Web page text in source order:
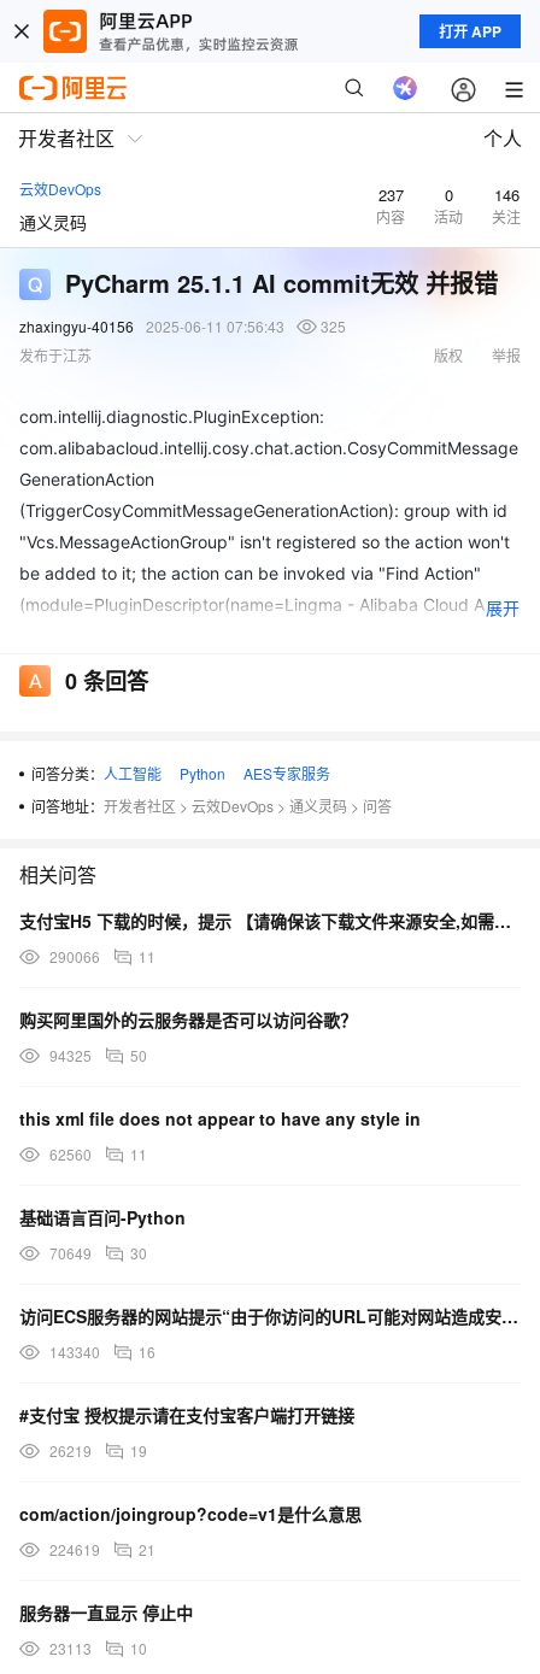
打开 APP
开发者社区 个人
云效DevOps
通义灵码
237
内容
0
活动
146
关注
PyCharm 25.1.1 AI commit无效 并报错
zhaxingyu-40156 2025-06-11 07:56:43
325
发布于江苏
举报
版权
com.intellij.diagnostic.PluginException:
com.alibabacloud.intellij.cosy.chat.action.CosyCommitMessage
GenerationAction
(TriggerCosyCommitMessageGenerationAction): group with id
"Vcs.MessageActionGroup" isn't registered so the action won't
be added to it; the action can be invoked via "Find Action"
(module=PluginDescriptor(name=Lingma - Alibaba Cloud AI
descriptorPath=plugin.xml,
path=~\AppData\Roaming\JetBrains\PyCharm2025.1\plugins\fr
at
portActionError(ActionManagerImpl.kt:1606)
at
com.intellij.openapi.actionSystem.impl.ActionManagerImplKt.ac
com.intellij.openapi.actionSystem.impl.ActionManagerImpl.getP
at
essAddToGroupNode(ActionManagerImpl.kt:762)
at
essActionElement(ActionManagerImpl.kt:503)
com.intellij.openapi.actionSystem.impl.ActionManagerImpl.regis
terPluginActions(ActionManagerImpl.kt:369)
com.intellij.openapi.actionSystem.impl.ActionManagerImpl.doR
egisterActions(ActionManagerImpl.kt:230)
at com.intellij.openapi.actionSystem.impl.ActionManagerImpl.
(ActionManagerImpl.kt:131)
展开
0条回答
问答分类： 人工智能 Python
AES专家服务
问答地址： 开发者社区 > 云效DevOps > 通义灵码 > 问答
相关问答
支付宝H5 下载的时候，提示 【请确保该下载文件来源安全,如需浏览,请长按网址复制后使用浏览器访问】
290066 11
购买阿里国外的云服务器是否可以访问谷歌？
94325 50
this xml file does not appear to have any style in
62560 11
基础语言百问-Python
70649 30
访问ECS服务器的网站提示“由于你访问的URL可能对网站造成安全威胁，您的访问被阻断”，这是什么原因？
143340 16
#支付宝 授权提示请在支付宝客户端打开链接
26219 19
com/action/joingroup?code=v1是什么意思
224619 21
服务器一直显示 停止中
23113 10